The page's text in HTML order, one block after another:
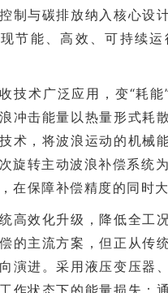
制与碳排放纳入核心设
节能、高效、可持续
技术广泛应用，变“耗
冲击能量以热量形式耗
术，将波浪运动的机械
旋转主动波浪补偿系统
在保障补偿精度的同时
高效化升级，降低全工
的主流方案，但正从传
演进。采用液压变压器
作状态下的能量损失；